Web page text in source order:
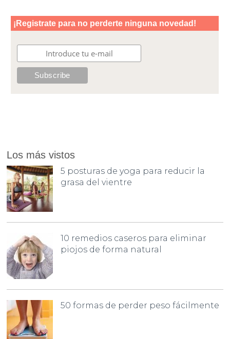
Los más vistos
5 posturas de yoga para reducir la
grasa del vientre
10 remedios caseros para eliminar
piojos de forma natural
50 formas de perder peso fácilmente